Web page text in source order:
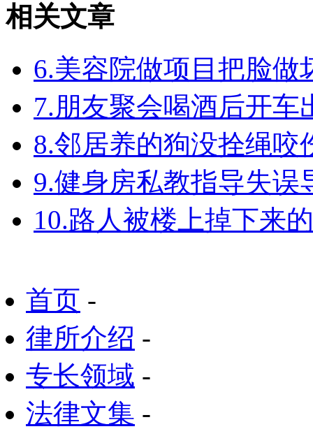
相关文章
6.美容院做项目把脸做
7.朋友聚会喝酒后开
8.邻居养的狗没拴绳
9.健身房私教指导失
10.路人被楼上掉下来
首页 -
律所介绍 -
专长领域 -
法律文集 -